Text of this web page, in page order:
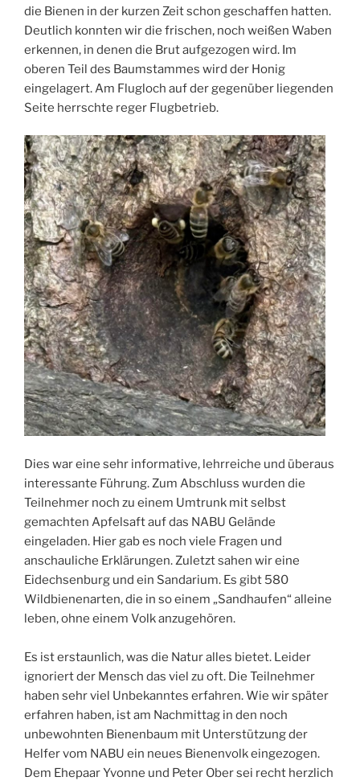
die Bienen in der kurzen Zeit schon geschaffen hatten.
Deutlich konnten wir die frischen, noch weißen Waben
erkennen, in denen die Brut aufgezogen wird. Im
oberen Teil des Baumstammes wird der Honig
eingelagert. Am Flugloch auf der gegenüber liegenden
Seite herrschte reger Flugbetrieb.
Dies war eine sehr informative, lehrreiche und überaus
interessante Führung. Zum Abschluss wurden die
Teilnehmer noch zu einem Umtrunk mit selbst
gemachten Apfelsaft auf das NABU Gelände
eingeladen. Hier gab es noch viele Fragen und
anschauliche Erklärungen. Zuletzt sahen wir eine
Eidechsenburg und ein Sandarium. Es gibt 580
Wildbienenarten, die in so einem „Sandhaufen“ alleine
leben, ohne einem Volk anzugehören.
Es ist erstaunlich, was die Natur alles bietet. Leider
ignoriert der Mensch das viel zu oft. Die Teilnehmer
haben sehr viel Unbekanntes erfahren. Wie wir später
erfahren haben, ist am Nachmittag in den noch
unbewohnten Bienenbaum mit Unterstützung der
Helfer vom NABU ein neues Bienenvolk eingezogen.
Dem Ehepaar Yvonne und Peter Ober sei recht herzlich